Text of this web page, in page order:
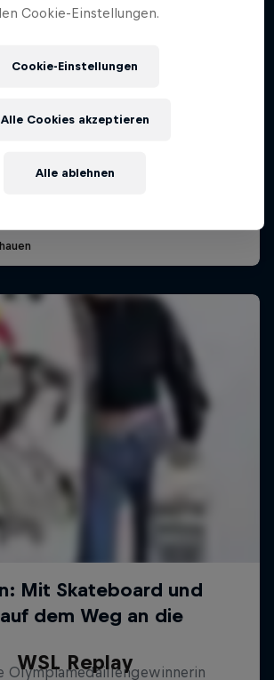
Peru
WSL Replay
Cookie-Einstellungen.
Cookie-Einstellungen
Alle ablehnen
Alle Cookies akzeptieren